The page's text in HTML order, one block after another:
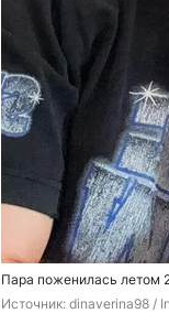
Пара поженилась летом
Источник: dinaverina98 /